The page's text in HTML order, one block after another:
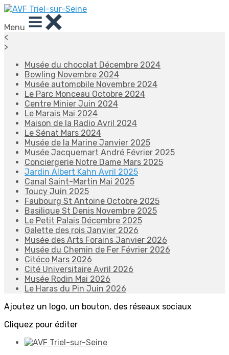
Menu
<
>
Musée du chocolat Décembre 2024
Bowling Novembre 2024
Musée automobile Novembre 2024
Le Parc Monceau Octobre 2024
Centre Minier Juin 2024
Le Marais Mai 2024
Maison de la Radio Avril 2024
Le Sénat Mars 2024
Musée de la Marine Janvier 2025
Musée Jacquemart André Février 2025
Conciergerie Notre Dame Mars 2025
Jardin Albert Kahn Avril 2025
Canal Saint-Martin Mai 2025
Toucy Juin 2025
Faubourg St Antoine Octobre 2025
Basilique St Denis Novembre 2025
Le Petit Palais Décembre 2025
Galette des rois Janvier 2026
Musée des Arts Forains Janvier 2026
Musée du Chemin de Fer Février 2026
Citéco Mars 2026
Cité Universitaire Avril 2026
Musée Rodin Mai 2026
Le Haras du Pin Juin 2026
Ajoutez un logo, un bouton, des réseaux sociaux
Cliquez pour éditer